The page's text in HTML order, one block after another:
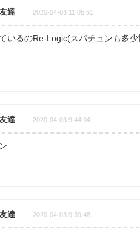
達 2020-04-03 11:05:51
いるのRe-Logic(スパチュンも多
達 2020-04-03 9:44:04
達 2020-04-03 9:39:48